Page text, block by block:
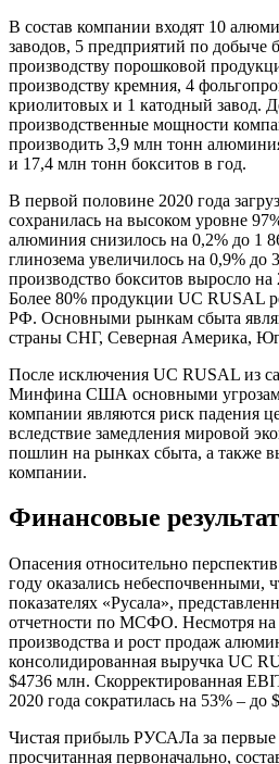
В состав компании входят 10
заводов, 5 предприятий по добыче
производству порошковой
производству кремния, 4
криолитовых и 1 катодный завод.
производственные мощности
производить 3,9 млн тонн
и 17,4 млн тонн бокситов в год.
В первой половине 2020 года
сохранилась на высоком уровне
алюминия снизилось на 0,2% до 1
глинозема увеличилось на 0,9% до
производство бокситов выросло на
Более 80% продукции UC RUSAL
РФ. Основными рынкам сбыта
страны СНГ, Северная Америка,
После исключения UC RUSAL из
Минфина США основными
компании являются риск падения
вследствие замедления мировой
пошлин на рынках сбыта, а также
компании.
Финансовые
Опасения относительно
году оказались небеспочвенными,
показателях «Русала»,
отчетности по МСФО. Несмотря на
производства и рост продаж
консолидированная выручка UC
$4736 млн. Скорректированная
2020 года сократилась на 53% – до
Чистая прибыль РУСАЛа за первые
просчитанная первоначально,